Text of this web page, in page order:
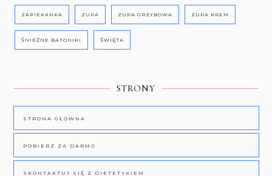
ZAPIEKANKA ZUPA ZUPA GRZYBOWA ZUPA KREM
ŚNIEŻNE BATONIKI ŚWIĘTA
STRONY
STRONA GŁÓWNA
POBIERZ ZA DARMO
SKONTAKTUJ SIĘ Z DIETETYKIEM